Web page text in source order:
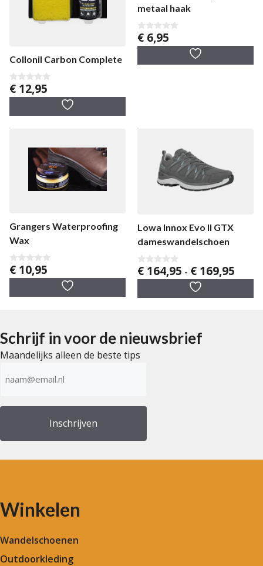
Collonil Carbon Complete
0
v
5
€ 12,95
metaal haak
0
v
5
€ 6,95
Grangers Waterproofing
Wax
0
v
5
€ 10,95
Lowa Innox Evo II GTX
dameswandelschoen
0
v
5
€ 164,95 - € 169,95
€
Schrijf in voor de nieuwsbrief
Maandelijks alleen de beste tips
mailadres
Winkelen
Wandelschoenen
Outdoorkleding